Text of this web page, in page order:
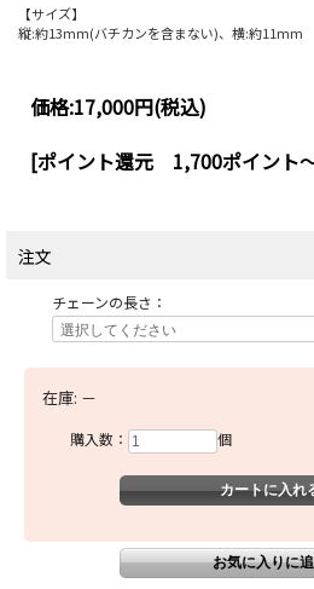
【サイズ】
縦:約13mm(バチカンを含まない)、横:約11mm
価格:17,000円(税込)
[ポイント還元 1,700ポイント
注文
チェーンの長さ：
在庫: －
購入数： 個